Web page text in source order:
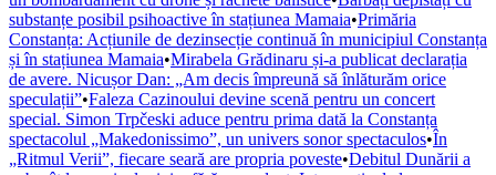
substanțe posibil psihoactive în stațiunea Mamaia•Primăria
Constanța: Acțiunile de dezinsecție continuă în municipiul Constanța
și în stațiunea Mamaia•Mirabela Grădinaru și-a publicat declarația
de avere. Nicușor Dan: „Am decis împreună să înlăturăm orice
speculații”•Faleza Cazinoului devine scenă pentru un concert
special. Simon Trpčeski aduce pentru prima dată la Constanța
spectacolul „Makedonissimo”, un univers sonor spectaculos•În
„Ritmul Verii”, fiecare seară are propria poveste•Debitul Dunării a